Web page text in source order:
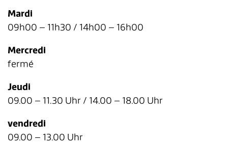
Mardi
09h00 – 11h30 / 14h00 – 16h00
Mercredi
fermé
Jeudi
09.00 – 11.30 Uhr / 14.00 – 18.00 Uhr
vendredi
09.00 – 13.00 Uhr
Déchets
Animaux
Transports & mobilité
Sécurité
Economie
Garderie d'enfants
Collaborateurs
Postes vacants
Stage / apprentissage